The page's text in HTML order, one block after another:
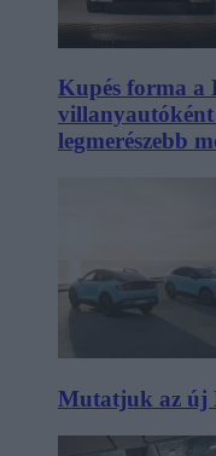
Kupés forma a
legmerészebb
Mutatjuk az új